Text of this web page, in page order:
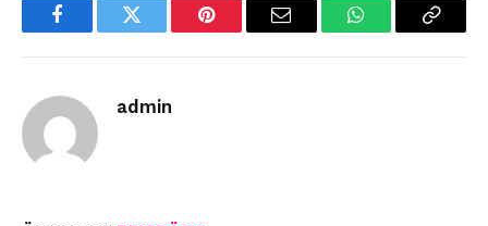
FacebookTwitter Pinterest Email WhatsAppCopy
admin